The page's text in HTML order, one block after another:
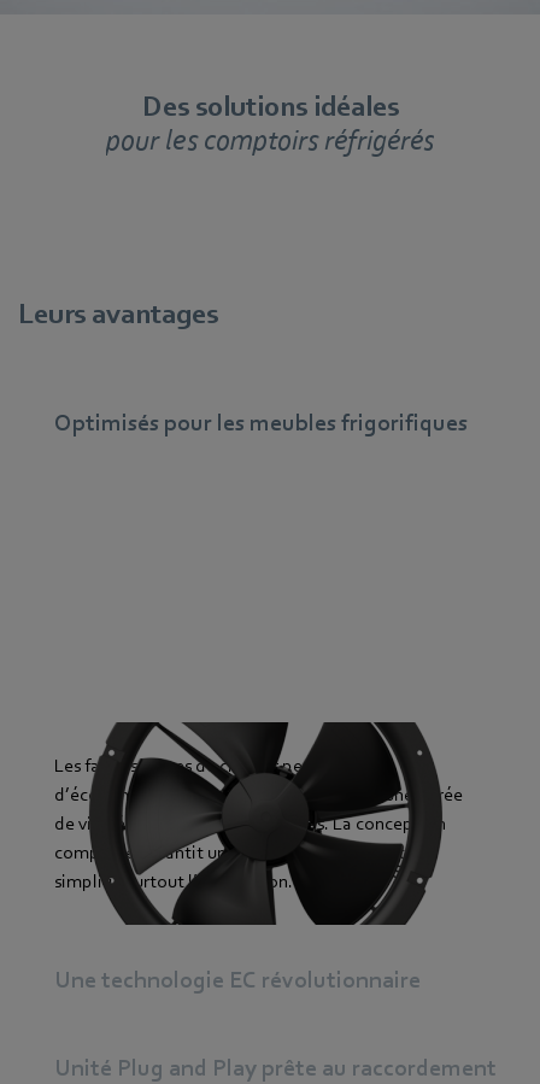
Des solutions idéales
pour les comptoirs réfrigérés
Leurs avantages
Optimisés pour les meubles frigorifiques
Les faibles pertes de chaleur permettent
d’économiser encore plus d’énergie, avec une durée
de vie dépassant les 40 000 heures. La conception
compacte garantit un encombrement réduit et
simplifie surtout l’installation.
Une technologie EC révolutionnaire
Unité Plug and Play prête au raccordement